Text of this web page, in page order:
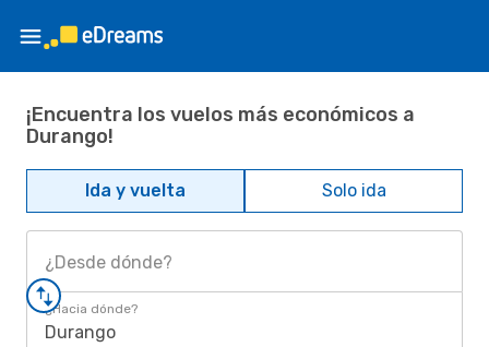
¡Encuentra los vuelos más económicos a
Durango!
Ida y vuelta Solo ida
¿Desde dónde?
¿Hacia dónde?
Durango